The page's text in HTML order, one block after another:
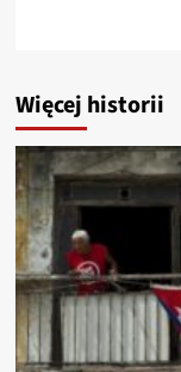
Więcej historii